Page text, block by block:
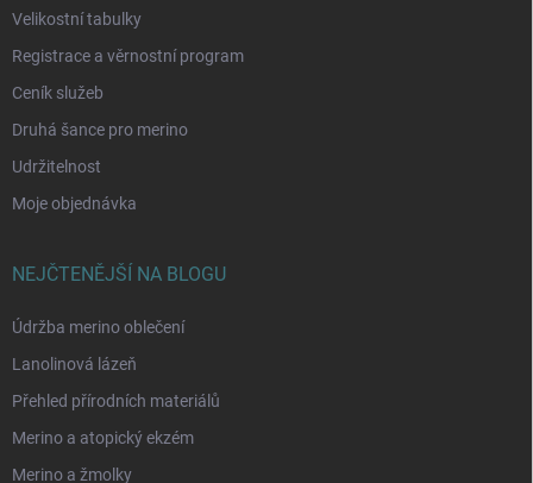
Velikostní tabulky
Registrace a věrnostní program
Ceník služeb
Druhá šance pro merino
Udržitelnost
Moje objednávka
NEJČTENĚJŠÍ NA BLOGU
Údržba merino oblečení
Lanolinová lázeň
Přehled přírodních materiálů
Merino a atopický ekzém
Merino a žmolky